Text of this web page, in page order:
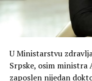
U Ministarstvu
Srpske, osim ministra
zaposlen nijedan